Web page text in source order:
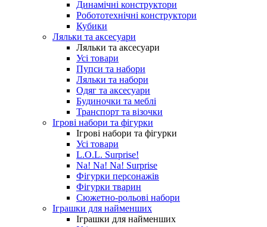
Динамічні конструктори
Робототехнічні конструктори
Кубики
Ляльки та аксесуари
Ляльки та аксесуари
Усі товари
Пупси та набори
Ляльки та набори
Одяг та аксесуари
Будиночки та меблі
Транспорт та візочки
Ігрові набори та фігурки
Ігрові набори та фігурки
Усі товари
L.O.L. Surprise!
Na! Na! Na! Surprise
Фігурки персонажів
Фігурки тварин
Сюжетно-рольові набори
Іграшки для найменших
Іграшки для найменших